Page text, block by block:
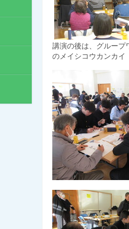
講演の後は、 グループ
のメイシコウカンカ